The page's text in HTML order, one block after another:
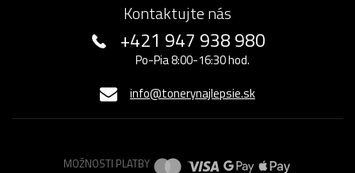
Kontaktujte nás
+421 947 938 980
Po-Pia 8:00-16:30 hod.
info@tonerynajlepsie.sk
MOŽNOSTI PLATBY